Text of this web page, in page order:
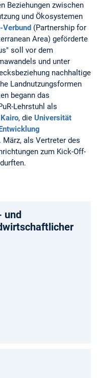
Beziehungen zwischen
und Ökosystemen
Verbund (Partnership for
Area) geförderte
soll vor dem
und unter
nachhaltige
Landnutzungsformen
begann das
Lehrstuhl als
, die Universität
März, als Vertreter des
zum Kick-Off-
durften.
und